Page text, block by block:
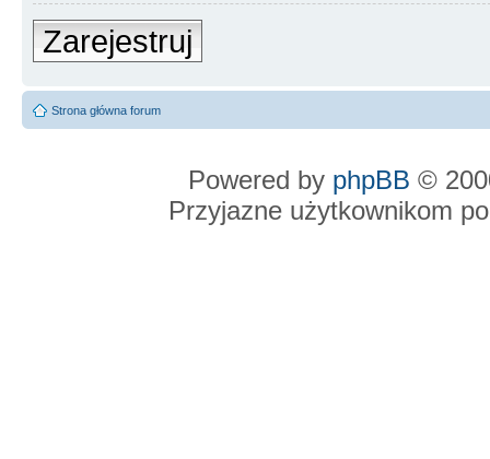
Zarejestruj
Strona główna forum
Powered by phpBB ©
Przyjazne użytkownikom